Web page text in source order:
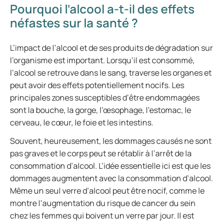
Pourquoi l’alcool a-t-il des effets
néfastes sur la santé ?
L’impact de l’alcool et de ses produits de dégradation sur
l’organisme est important. Lorsqu’il est consommé,
l’alcool se retrouve dans le sang, traverse les organes et
peut avoir des effets potentiellement nocifs. Les
principales zones susceptibles d’être endommagées
sont la bouche, la gorge, l’œsophage, l’estomac, le
cerveau, le cœur, le foie et les intestins.
Souvent, heureusement, les dommages causés ne sont
pas graves et le corps peut se rétablir à l’arrêt de la
consommation d’alcool. L’idée essentielle ici est que les
dommages augmentent avec la consommation d’alcool.
Même un seul verre d’alcool peut être nocif, comme le
montre l’augmentation du risque de cancer du sein
chez les femmes qui boivent un verre par jour. Il est